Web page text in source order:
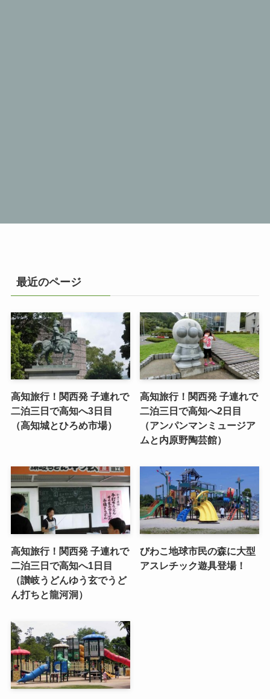
最近のページ
高知旅行！関西発 子連れで
二泊三日で高知へ3日目
（高知城とひろめ市場）
高知旅行！関西発 子連れで
二泊三日で高知へ2日目
（アンパンマンミュージア
ムと内原野陶芸館）
高知旅行！関西発 子連れで
二泊三日で高知へ1日目
（讃岐うどんゆう玄でうど
ん打ちと龍河洞）
びわこ地球市民の森に大型
アスレチック遊具登場！